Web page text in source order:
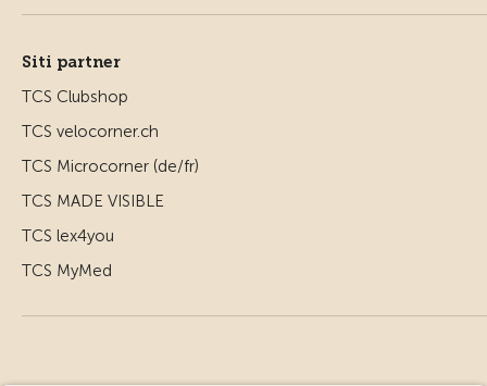
Siti partner
TCS Clubshop
TCS velocorner.ch
TCS Microcorner (de/fr)
TCS MADE VISIBLE
TCS lex4you
TCS MyMed